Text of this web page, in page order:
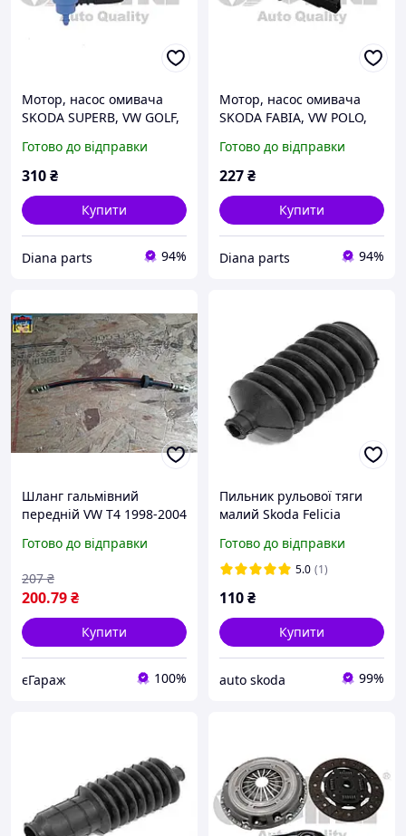
Мотор, насос омивача
SKODA SUPERB, VW GOLF,
(99550024501)
Готово до відправки
310₴
Купити
Diana parts 94%
Мотор, насос омивача
SKODA FABIA, VW POLO,
(99550359101)
Готово до відправки
227₴
Купити
Diana parts 94%
Шланг гальмівний
передній VW T4 1998-2004
Готово до відправки
200.79₴
207 ₴
Купити
єГараж 100%
Пильник рульової тяги
малий Skoda Felicia
Готово до відправки
5.0 (1)
110₴
Купити
auto skoda 99%